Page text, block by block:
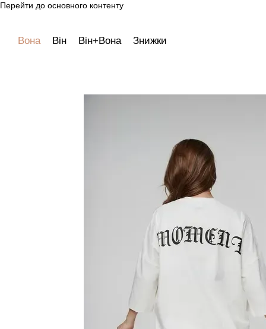
Перейти до основного контенту
Вона Він Він+Вона Знижки